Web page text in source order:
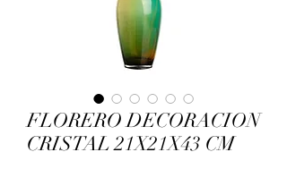
FLORERO DECORACION
CRISTAL 21X21X43 CM